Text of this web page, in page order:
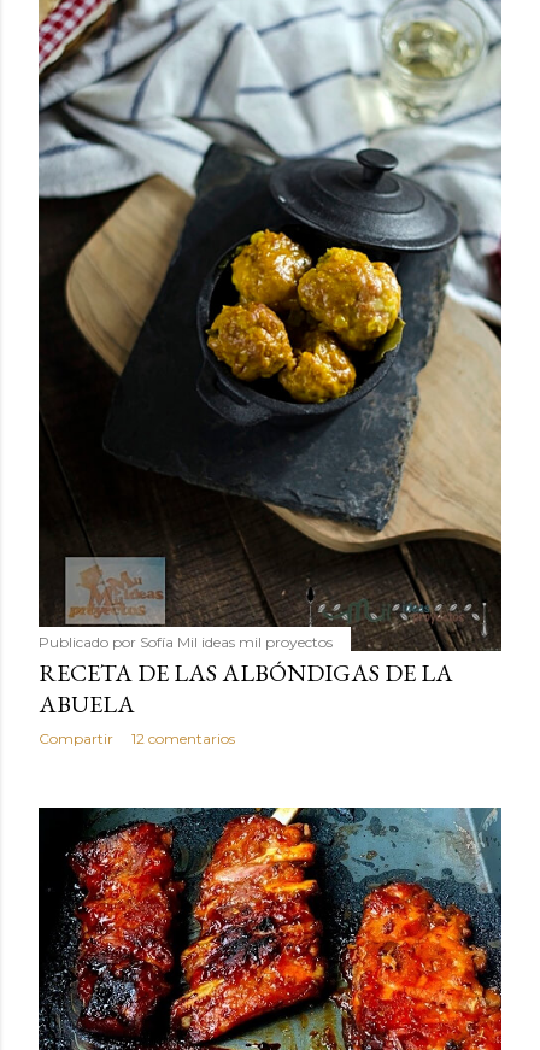
Publicado por Sofía Mil ideas mil proyectos
RECETA DE LAS ALBÓNDIGAS DE LA
ABUELA
Compartir 12 comentarios